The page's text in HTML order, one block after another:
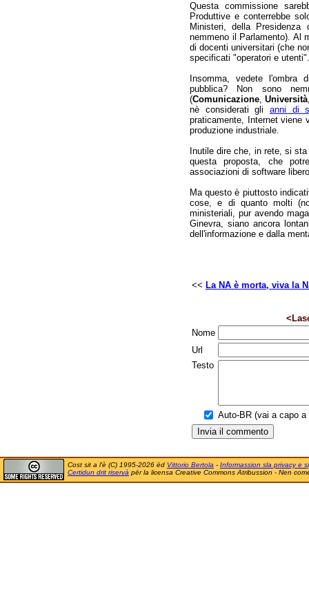
Questa commissione
Produttive e conterrebbe
Ministeri, della
nemmeno il Parlamento). Al
di docenti universitari (che
specificati "operatori e utenti".
Insomma, vedete l'ombra
pubblica? Non sono
(Comunicazione,Università
nè considerati gli anni di
praticamente, Internet viene
produzione industriale.
Inutile dire che, in rete, si
questa proposta, che
associazioni di software
Ma questo è piuttosto
cose, e di quanto molti
ministeriali, pur avendo
Ginevra, siano ancora
dell'informazione e dalla
<< La NA è morta, viva la
Nome
Url
Testo
Auto-BR (vai a capo a
Cost sit a l'è (C) 1995-2026 ëd Vittorio Bertola - Informassion sla privacy e
Certidun drit riservà për la licensa Creative Commons Atribussion - Nen